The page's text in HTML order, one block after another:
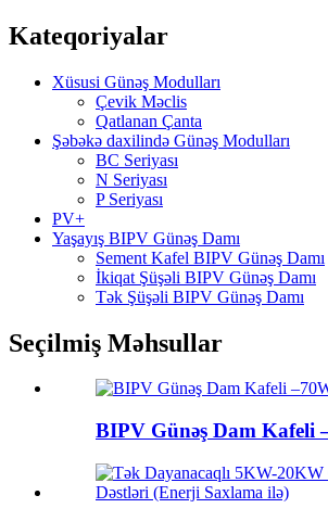
Kateqoriyalar
Xüsusi Günəş Modulları
Çevik Məclis
Qatlanan Çanta
Şəbəkə daxilində Günəş Modulları
BC Seriyası
N Seriyası
P Seriyası
PV+
Yaşayış BIPV Günəş Damı
Sement Kafel BIPV Günəş Damı
İkiqat Şüşəli BIPV Günəş Damı
Tək Şüşəli BIPV Günəş Damı
Seçilmiş Məhsullar
BIPV Günəş Dam Kafeli